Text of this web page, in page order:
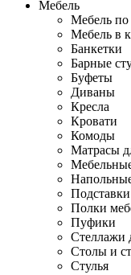
Мебель
Мебель по
Мебель в
Банкетки
Барные
Буфеты
Диваны
Кресла
Кровати
Комоды
Матрасы
Полки
Пуфики
Стеллажи
Столы и
Стулья